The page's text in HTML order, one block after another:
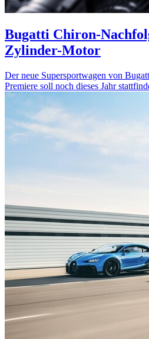
Bugatti Chiron-
Zylinder-Motor
Der neue Supersportwagen von
Premiere soll noch dieses Jahr